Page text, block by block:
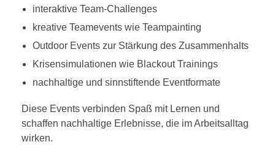
interaktive Team-Challenges
kreative Teamevents wie Teampainting
Outdoor Events zur Stärkung des Zusammenhalts
Krisensimulationen wie Blackout Trainings
nachhaltige und sinnstiftende Eventformate
Diese Events verbinden Spaß mit Lernen und
schaffen nachhaltige Erlebnisse, die im Arbeitsalltag
wirken.